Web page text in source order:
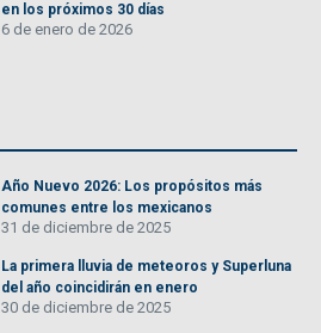
en los próximos 30 días
6 de enero de 2026
Año Nuevo 2026: Los propósitos más
comunes entre los mexicanos
31 de diciembre de 2025
La primera lluvia de meteoros y Superluna
del año coincidirán en enero
30 de diciembre de 2025